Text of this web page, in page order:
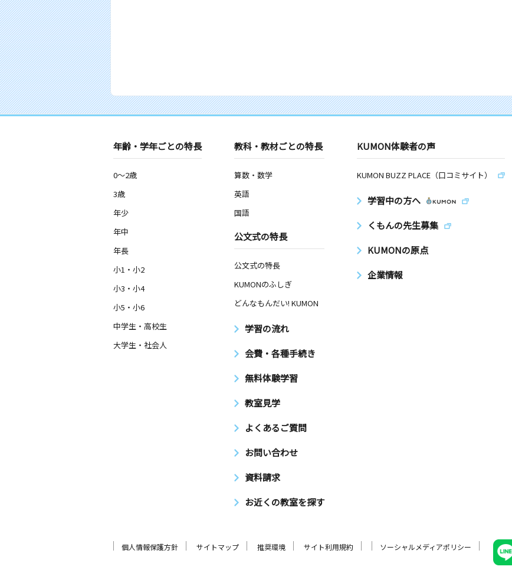
年齢・学年ごとの特長
0～2歳
3歳
年少
年中
年長
小1・小2
小3・小4
小5・小6
中学生・高校生
大学生・社会人
教科・教材ごとの特長
算数・数学
英語
国語
公文式の特長
公文式の特長
KUMONのふしぎ
どんなもんだい! KUMON
学習の流れ
会費・各種手続き
無料体験学習
教室見学
よくあるご質問
お問い合わせ
資料請求
お近くの教室を探す
KUMON体験者の声
KUMON BUZZ PLACE（口コミサイト）
学習中の方へ
くもんの先生募集
KUMONの原点
企業情報
個人情報保護方針 サイトマップ 推奨環境 サイト利用規約 ソーシャルメディアポリシー